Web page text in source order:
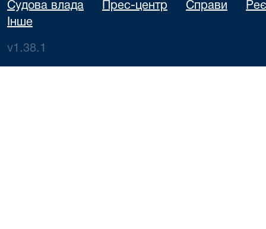
Судова влада Прес-центр Справи
Інше
v1.38.1